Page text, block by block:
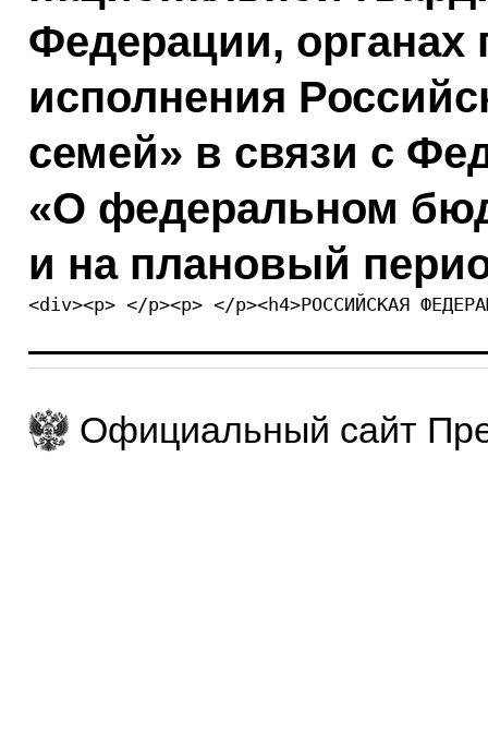
Федерации, органах
исполнения
семей» в связи с
«О федеральном
и на плановый
<div><p> </p><p> </p><h4>РОССИЙСКАЯ
Официальный сайт